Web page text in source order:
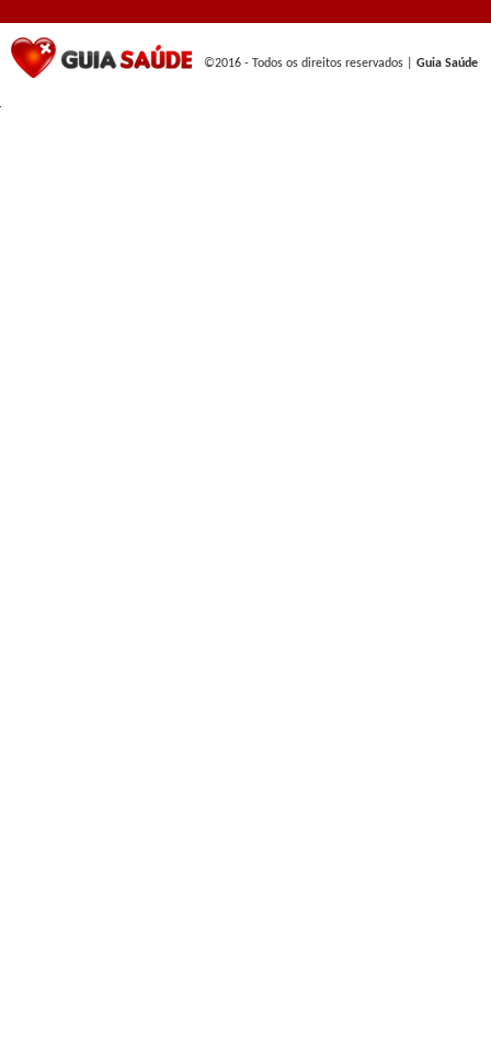
©2016 - Todos os direitos reservados | Guia Saúde